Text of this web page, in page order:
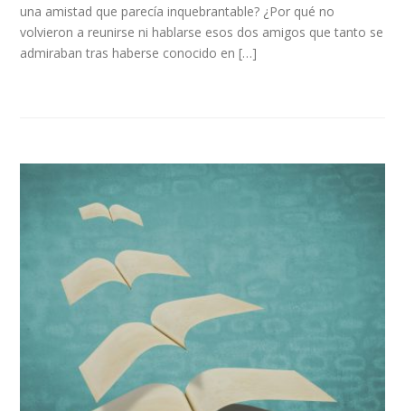
una amistad que parecía inquebrantable? ¿Por qué no
volvieron a reunirse ni hablarse esos dos amigos que tanto se
admiraban tras haberse conocido en […]